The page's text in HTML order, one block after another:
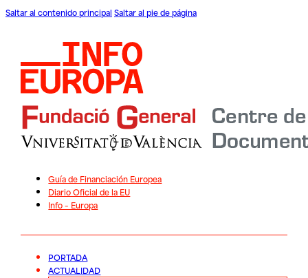
Saltar al contenido principal Saltar al pie de página
Guía de Financiación Europea
Diario Oficial de la EU
Info – Europa
PORTADA
ACTUALIDAD